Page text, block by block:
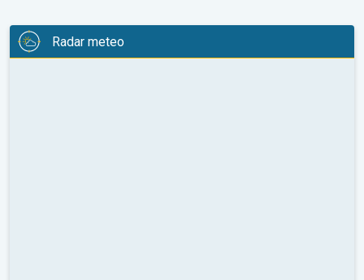
Radar meteo